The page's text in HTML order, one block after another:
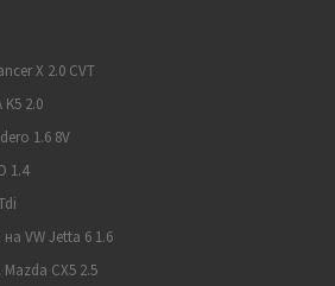
X 2.0 CVT
2.0
1.6 8V
1.4
VW Jetta 6 1.6
CX5 2.5